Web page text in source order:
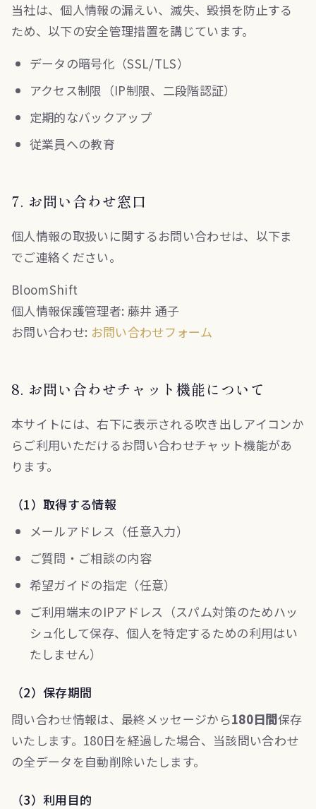
当社は、個人情報の漏えい、滅失、毀損を防止する
ため、以下の安全管理措置を講じています。
データの暗号化（SSL/TLS）
アクセス制限（IP制限、二段階認証）
定期的なバックアップ
従業員への教育
7. お問い合わせ窓口
個人情報の取扱いに関するお問い合わせは、以下ま
でご連絡ください。
BloomShift
個人情報保護管理者: 藤井 通子
お問い合わせ: お問い合わせフォーム
8. お問い合わせチャット機能について
本サイトには、右下に表示される吹き出しアイコンか
らご利用いただけるお問い合わせチャット機能があ
ります。
（1）取得する情報
メールアドレス（任意入力）
ご質問・ご相談の内容
希望ガイドの指定（任意）
ご利用端末のIPアドレス（スパム対策のためハッ
シュ化して保存、個人を特定するための利用はい
たしません）
（2）保存期間
問い合わせ情報は、最終メッセージから180日間保存
いたします。180日を経過した場合、当該問い合わせ
の全データを自動削除いたします。
（3）利用目的